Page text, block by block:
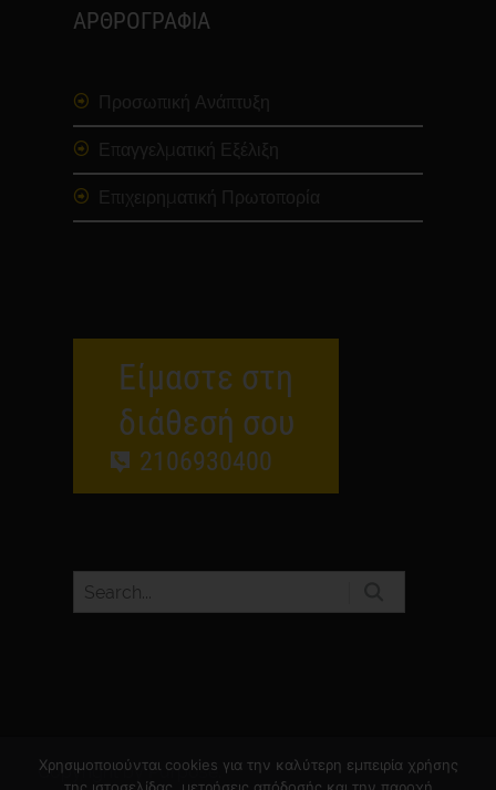
ΑΡΘΡΟΓΡΑΦΙΑ
Προσωπική Ανάπτυξη
Επαγγελματική Εξέλιξη
Επιχειρηματική Πρωτοπορία
Είμαστε στη
διάθεσή σου
2106930400
Copyright by Purpose.
Χρησιμοποιούνται cookies για την καλύτερη εμπειρία χρήσης